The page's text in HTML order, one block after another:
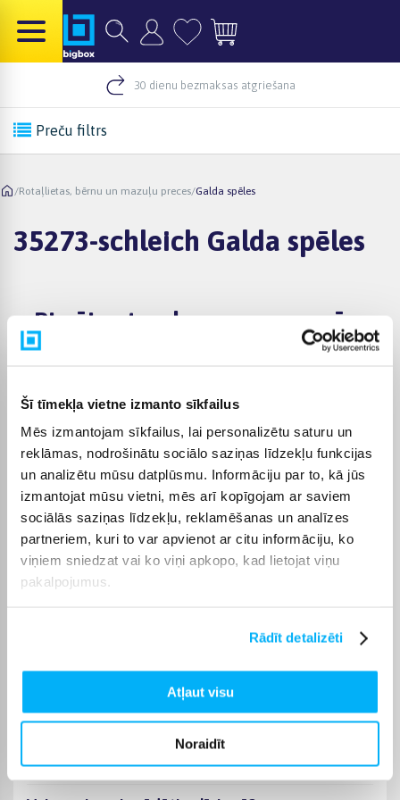
Šī tīmekļa vietne izmanto sīkfailus
Mēs izmantojam sīkfailus, lai personalizētu saturu un
reklāmas, nodrošinātu sociālo saziņas līdzekļu funkcijas
un analizētu mūsu datplūsmu. Informāciju par to, kā jūs
izmantojat mūsu vietni, mēs arī kopīgojam ar saviem
sociālās saziņas līdzekļu, reklamēšanas un analīzes
partneriem, kuri to var apvienot ar citu informāciju, ko
viņiem sniedzat vai ko viņi apkopo, kad lietojat viņu
pakalpojumus.
Rādīt detalizēti
Atļaut visu
Noraidīt
30 dienu bezmaksas atgriešana
Preču filtrs
/Rotaļlietas, bērnu un mazuļu preces/Galda spēles
35273-schleich Galda spēles
Pircēju atsauksmes par precēm
Tatjana V.
The package was not metal, like shown on the picture.
Galda spēles - cik dažādu preču jums ir šajā
kategorijā un sākot ar kādu cenu?
Cik ilga ir šīs kategorijas preču piegāde?